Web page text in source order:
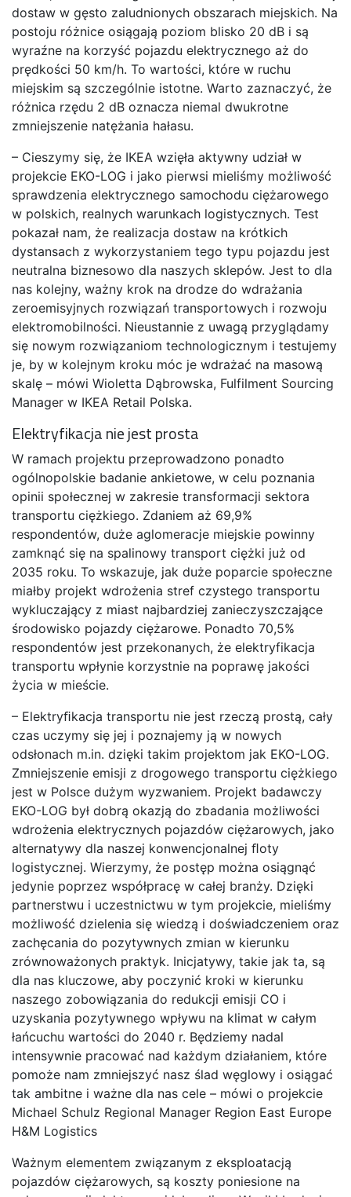
dostaw w gęsto zaludnionych obszarach miejskich. Na
postoju różnice osiągają poziom blisko 20 dB i są
wyraźne na korzyść pojazdu elektrycznego aż do
prędkości 50 km/h. To wartości, które w ruchu
miejskim są szczególnie istotne. Warto zaznaczyć, że
różnica rzędu 2 dB oznacza niemal dwukrotne
zmniejszenie natężania hałasu.
– Cieszymy się, że IKEA wzięła aktywny udział w
projekcie EKO-LOG i jako pierwsi mieliśmy możliwość
sprawdzenia elektrycznego samochodu ciężarowego
w polskich, realnych warunkach logistycznych. Test
pokazał nam, że realizacja dostaw na krótkich
dystansach z wykorzystaniem tego typu pojazdu jest
neutralna biznesowo dla naszych sklepów. Jest to dla
nas kolejny, ważny krok na drodze do wdrażania
zeroemisyjnych rozwiązań transportowych i rozwoju
elektromobilności. Nieustannie z uwagą przyglądamy
się nowym rozwiązaniom technologicznym i testujemy
je, by w kolejnym kroku móc je wdrażać na masową
skalę – mówi Wioletta Dąbrowska, Fulfilment Sourcing
Manager w IKEA Retail Polska.
Elektryfikacja nie jest prosta
W ramach projektu przeprowadzono ponadto
ogólnopolskie badanie ankietowe, w celu poznania
opinii społecznej w zakresie transformacji sektora
transportu ciężkiego. Zdaniem aż 69,9%
respondentów, duże aglomeracje miejskie powinny
zamknąć się na spalinowy transport ciężki już od
2035 roku. To wskazuje, jak duże poparcie społeczne
miałby projekt wdrożenia stref czystego transportu
wykluczający z miast najbardziej zanieczyszczające
środowisko pojazdy ciężarowe. Ponadto 70,5%
respondentów jest przekonanych, że elektryfikacja
transportu wpłynie korzystnie na poprawę jakości
życia w mieście.
– Elektryﬁkacja transportu nie jest rzeczą prostą, cały
czas uczymy się jej i poznajemy ją w nowych
odsłonach m.in. dzięki takim projektom jak EKO-LOG.
Zmniejszenie emisji z drogowego transportu ciężkiego
jest w Polsce dużym wyzwaniem. Projekt badawczy
EKO-LOG był dobrą okazją do zbadania możliwości
wdrożenia elektrycznych pojazdów ciężarowych, jako
alternatywy dla naszej konwencjonalnej ﬂoty
logistycznej. Wierzymy, że postęp można osiągnąć
jedynie poprzez współpracę w całej branży. Dzięki
partnerstwu i uczestnictwu w tym projekcie, mieliśmy
możliwość dzielenia się wiedzą i doświadczeniem oraz
zachęcania do pozytywnych zmian w kierunku
zrównoważonych praktyk. Inicjatywy, takie jak ta, są
dla nas kluczowe, aby poczynić kroki w kierunku
naszego zobowiązania do redukcji emisji CO i
uzyskania pozytywnego wpływu na klimat w całym
łańcuchu wartości do 2040 r. Będziemy nadal
intensywnie pracować nad każdym działaniem, które
pomoże nam zmniejszyć nasz ślad węglowy i osiągać
tak ambitne i ważne dla nas cele – mówi o projekcie
Michael Schulz Regional Manager Region East Europe
H&M Logistics
Ważnym elementem związanym z eksploatacją
pojazdów ciężarowych, są koszty poniesione na